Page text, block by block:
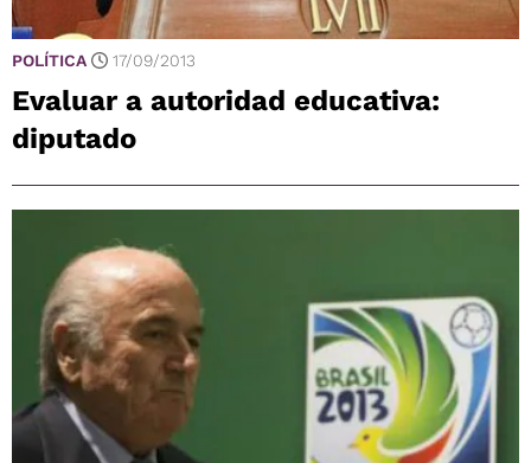
POLÍTICA 17/09/2013
Evaluar a autoridad educativa:
diputado